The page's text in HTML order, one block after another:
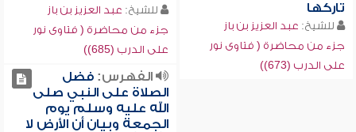
تاركها
للشيخ: عبد العزيز بن باز
جزء من محاضرة ( فتاوى نور
على الدرب (673))
للشيخ: عبد العزيز بن باز
جزء من محاضرة ( فتاوى نور
على الدرب (685))
الفهرس:فضل
الصلاة على النبي صلى
الله عليه وسلم يوم
الجمعة وبيان أن الأرض لا